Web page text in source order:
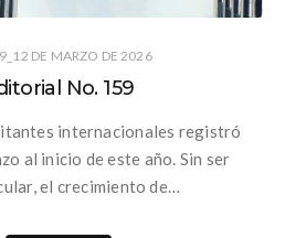
DE MARZO DE 2026
No. 159
internacionales registró
al inicio de este año. Sin ser
el crecimiento de…